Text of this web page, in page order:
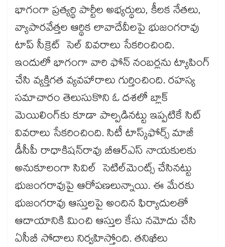
భాగంగా ప్రత్యర్థి పార్టీల అభ్యర్థులు, కీలక నేతలు,
వ్యాపారవేత్తల ఆర్థిక లావాదేవీలపై భుజంగరావు
టాప్ సీక్రెట్ సెల్‌‌‌‌‌‌‌‌ వివరాలు సేకరించింది.
ఇందులో భాగంగా వారి ఫోన్‌‌‌‌‌‌‌‌ నంబర్లను ట్యాపింగ్‌‌‌‌‌‌‌‌
చేసి వ్యక్తిగత వ్యవహారాలు గుర్తించింది. రహస్య
సమాచారం తెలుసుకొని ఓ దశలో బ్లాక్‌‌‌‌‌‌‌‌
మెయిలింగ్‌‌‌‌‌‌‌‌కు కూడా పాల్పడినట్టు ఇప్పటికే సిట్‌‌‌‌‌‌‌‌
వివరాలు సేకరించింది. సిటీ టాస్క్‌‌‌‌‌‌‌‌ఫోర్స్‌‌‌‌‌‌‌‌ మాజీ
డీసీపీ రాధాకిషన్‌‌‌‌‌‌‌‌రావు బీఆర్‌‌‌‌‌‌‌‌‌‌‌‌‌‌‌‌ఎస్‌‌‌‌‌‌‌‌ నాయకులకు
అనుకూలంగా సివిల్ సెటిల్‌‌‌‌‌‌‌‌మెంట్స్‌‌‌‌‌‌‌‌ చేసినట్టు
భుజంగరావుపై ఆరోపణలున్నాయి. ఈ మేరకు
భుజంగరావు ఆస్తులపై అందిన ఫిర్యాదులతో
ఆదాయానికి మించి ఆస్తుల కేసు నమోదు చేసి
ఏసీబీ సోదాలు నిర్వహిస్తోంది. తనిఖీలు